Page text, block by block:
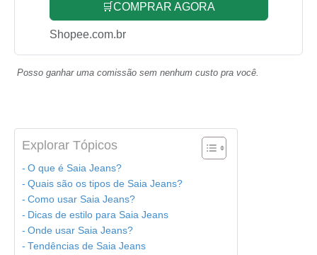
🛒COMPRAR AGORA
Shopee.com.br
Posso ganhar uma comissão sem nenhum custo pra você.
Explorar Tópicos
O que é Saia Jeans?
Quais são os tipos de Saia Jeans?
Como usar Saia Jeans?
Dicas de estilo para Saia Jeans
Onde usar Saia Jeans?
Tendências de Saia Jeans